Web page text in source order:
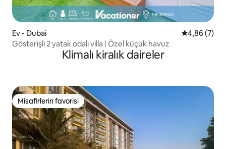
Ev - Dubai 5 üzerinden
4,86 (7)
Gösterişli 2 yatak odalı villa | Özel küçük havuz
Klimalı kiralık daireler
Misafirlerin favorisi
Misafirlerin favorisi